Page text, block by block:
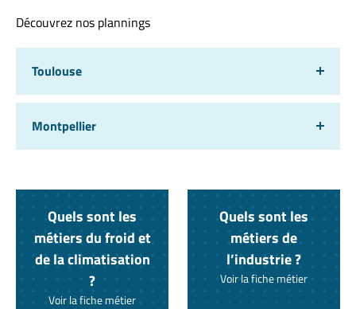
Découvrez nos plannings
Toulouse
Montpellier
Quels sont les
métiers du froid et
de la climatisation
?
Voir la fiche métier
Quels sont les
métiers de
l’industrie ?
Voir la fiche métier